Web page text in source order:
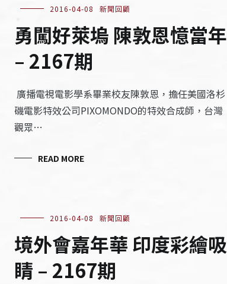
2016-04-08 新聞回顧
勇闖好萊塢 陳敦恩憶當年
– 2167期
廣播電視電影學系畢業校友陳敦恩，擔任美國洛杉
磯電影特效公司PIXOMONDO的特效合成師，台灣
觀眾…
READ MORE
2016-04-08 新聞回顧
境外會嘉年華 印度彩繪吸
睛 – 2167期